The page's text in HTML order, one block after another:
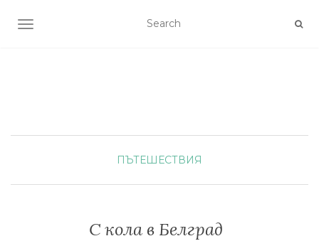
TOGGLE NAVIGATION
ПЪТЕШЕСТВИЯ
С кола в Белград